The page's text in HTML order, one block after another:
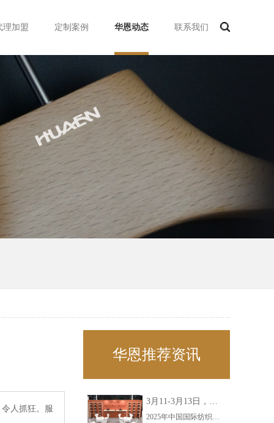
理加盟 定制案例 华恩动态 联系我们
人抓狂。服
华恩推荐资讯
3月11-3月13日，华恩诚邀您共赴上海面辅料春夏展——华恩
2025年中国国际纺织面料及辅料（春夏）博览会即将盛大开启！感谢您对华恩品牌的关注！3.11-3.13，杭州华恩（LEMONLEE）诚邀您共赴这场春日的宴会！